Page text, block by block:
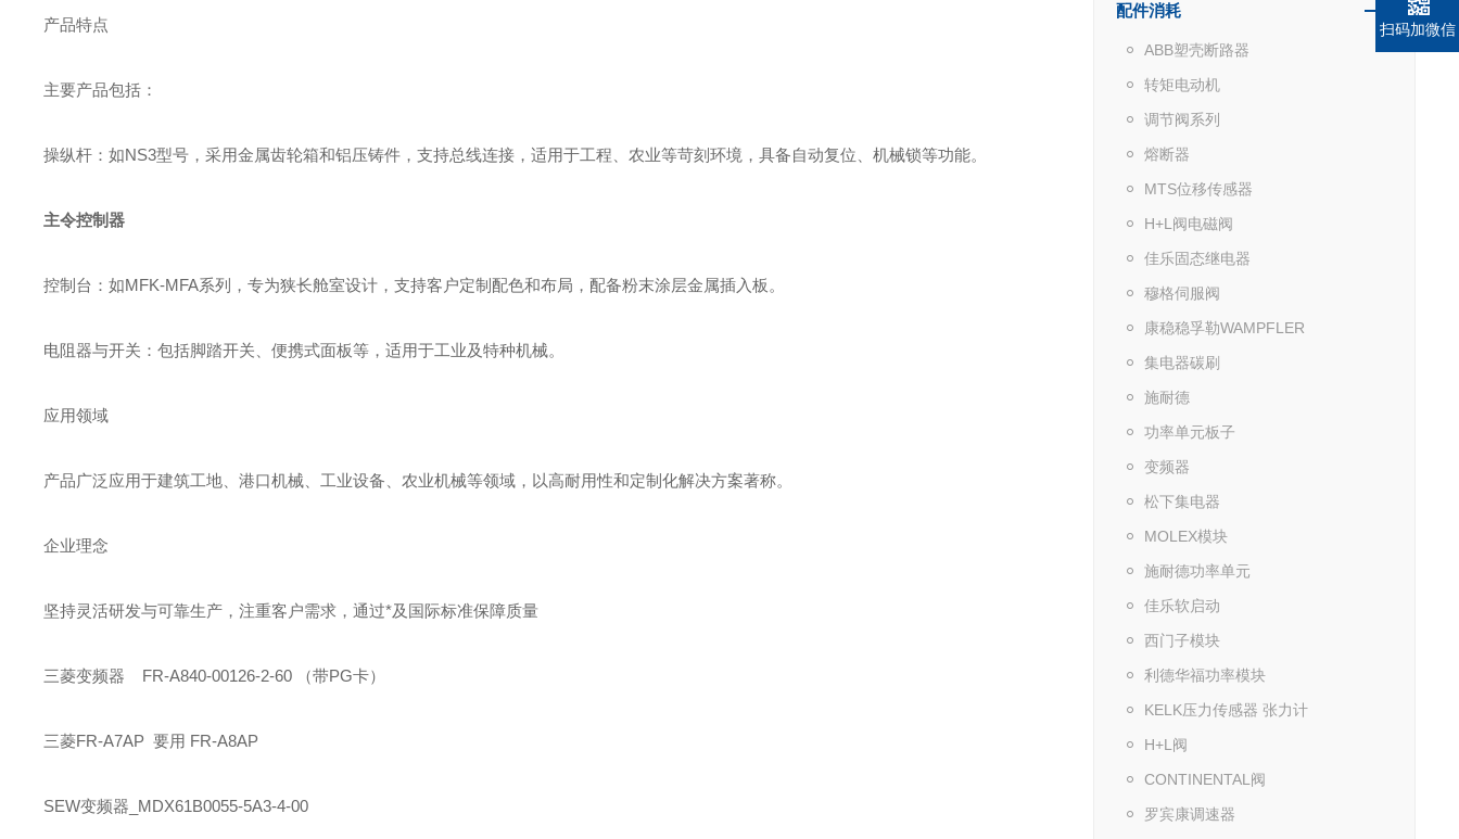
配件消耗
ABB塑壳断路器
转矩电动机
调节阀系列
熔断器
MTS位移传感器
H+L阀电磁阀
佳乐固态继电器
穆格伺服阀
康稳稳孚勒WAMPFLER
集电器碳刷
施耐德
功率单元板子
变频器
松下集电器
MOLEX模块
施耐德功率单元
佳乐软启动
西门子模块
利德华福功率模块
KELK压力传感器 张力计
H+L阀
CONTINENTAL阀
罗宾康调速器
产品特点
主要产品包括：
‌操纵杆‌：如NS3型号，采用金属齿轮箱和铝压铸件，支持总线连接，适用于工程、农业等苛刻环境，具备自动复位、机械锁等功能。 ‌
主令控制器
‌控制台‌：如MFK-MFA系列，专为狭长舱室设计，支持客户定制配色和布局，配备粉末涂层金属插入板。 ‌
‌电阻器与开关‌：包括脚踏开关、便携式面板等，适用于工业及特种机械。 ‌
应用领域
产品广泛应用于建筑工地、港口机械、工业设备、农业机械等领域，以高耐用性和定制化解决方案著称。 ‌
企业理念
坚持灵活研发与可靠生产，注重客户需求，通过*及国际标准保障质量
三菱变频器 FR-A840-00126-2-60 （带PG卡）
三菱FR-A7AP 要用 FR-A8AP
SEW变频器_MDX61B0055-5A3-4-00
扫码加微信